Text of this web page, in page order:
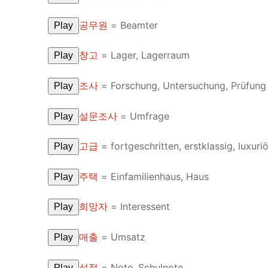
Unit 5 Test
Lessons 142 –
Unit 6 Test
Lessons 159 –
Lessons 167 –
Lessons 176 –
Lessons 184 –
UNIT 1
STORE
Play 공무원 = Beamter
Play 창고 = Lager, Lagerraum
Play 조사 = Forschung, Untersuchung, Prüfung
Play 설문조사 = Umfrage
Play 고급 = fortgeschritten, erstklassig,
Play 주택 = Einfamilienhaus, Haus
Play 희망자 = Interessent
Play 매출 = Umsatz